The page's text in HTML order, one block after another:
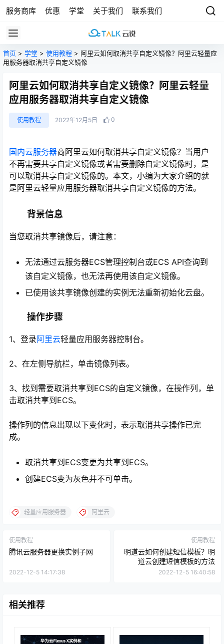
服务商库 优惠 学堂 关于我们 联系我们
首页 > 学堂 > 使用教程 > 阿里云如何取消共享自定义镜像？阿里云轻量应
用服务器取消共享自定义镜像
阿里云如何取消共享自定义镜像？阿里云轻量
应用服务器取消共享自定义镜像
使用教程 2022年12月5日 0
国内云服务器商阿里云如何取消共享自定义镜像？当用户
不再需要共享自定义镜像或者需要删除自定义镜像时，是
可以取消共享自定义镜像的。本文，小编为大家介绍的就
是阿里云轻量应用服务器取消共享自定义镜像的方法。
背景信息
当您取消共享镜像后，请注意：
无法通过云服务器ECS管理控制台或ECS API查询到
该自定义镜像，也无法再使用该自定义镜像。
已使用该共享镜像创建的实例无法重新初始化云盘。
操作步骤
1、登录阿里云轻量应用服务器控制台。
2、在左侧导航栏，单击镜像列表。
3、找到需要取消共享到ECS的自定义镜像，在操作列，单
击取消共享到ECS。
操作列的信息出现以下变化时，表示取消共享操作已完
成。
取消共享到ECS变更为共享到ECS。
创建ECS变为灰色并不可单击。
轻量应用服务器 阿里云
使用教程
腾讯云服务器更换实例子网
2022-12-5 14:17:38
使用教程
明道云如何创建短信模板？明
道云创建短信模板的方法
2022-12-5 16:40:58
相关推荐